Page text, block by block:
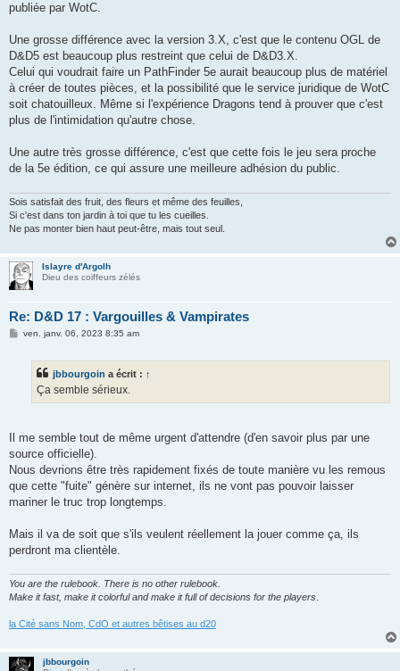
publiée par WotC.
Une grosse différence avec la version 3.X, c'est que le contenu OGL de
D&D5 est beaucoup plus restreint que celui de D&D3.X.
Celui qui voudrait faire un PathFinder 5e aurait beaucoup plus de matériel
à créer de toutes pièces, et la possibilité que le service juridique de WotC
soit chatouilleux. Même si l'expérience Dragons tend à prouver que c'est
plus de l'intimidation qu'autre chose.
Une autre très grosse différence, c'est que cette fois le jeu sera proche
de la 5e édition, ce qui assure une meilleure adhésion du public.
Sois satisfait des fruit, des fleurs et même des feuilles,
Si c'est dans ton jardin à toi que tu les cueilles.
Ne pas monter bien haut peut-être, mais tout seul.
Islayre d'Argolh
Dieu des coiffeurs zélés
Re: D&D 17 : Vargouilles & Vampirates
Mven. janv. 06, 2023 8:35 am
jbbourgoin a écrit : ↑
Ça semble sérieux.
Il me semble tout de même urgent d'attendre (d'en savoir plus par une
source officielle).
Nous devrions être très rapidement fixés de toute manière vu les remous
que cette "fuite" génère sur internet, ils ne vont pas pouvoir laisser
mariner le truc trop longtemps.
Mais il va de soit que s'ils veulent réellement la jouer comme ça, ils
perdront ma clientèle.
You are the rulebook. There is no other rulebook.
Make it fast, make it colorful and make it full of decisions for the players
la Cité sans Nom, CdO et autres bêtises au d20
jbbourgoin